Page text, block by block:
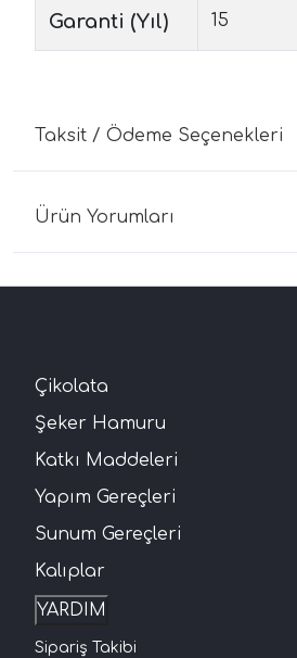
Garanti (Yıl) 15
Taksit / Ödeme Seçenekleri
Ürün Yorumları
Çikolata
Şeker Hamuru
Katkı Maddeleri
Yapım Gereçleri
Sunum Gereçleri
Kalıplar
YARDIM
Sipariş Takibi